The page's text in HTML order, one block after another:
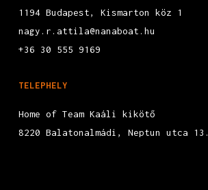
1194 Budapest, Kismarton köz 1
nagy.r.attila@nanaboat.hu
+36 30 555 9169
TELEPHELY
Home of Team Kaáli kikötő
8220 Balatonalmádi, Neptun utca 13.